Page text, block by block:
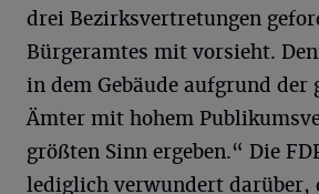
drei Bezirksvertretungen
Bürgeramtes mit vorsieht.
in dem Gebäude aufgrund der
Ämter mit hohem
größten Sinn ergeben.“ Die
lediglich verwundert darüber,